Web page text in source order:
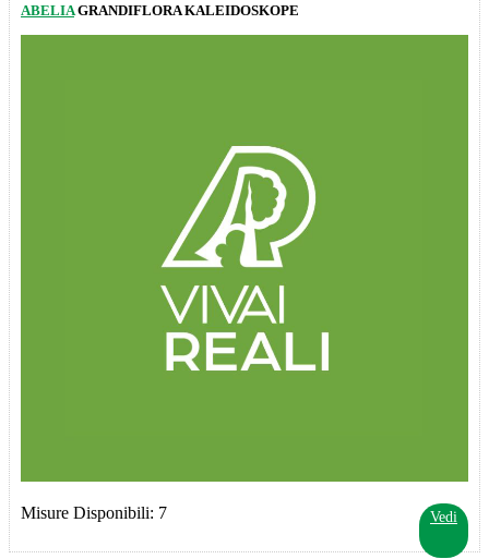
ABELIAGRANDIFLORA KALEIDOSKOPE
Vedi
Misure Disponibili: 7